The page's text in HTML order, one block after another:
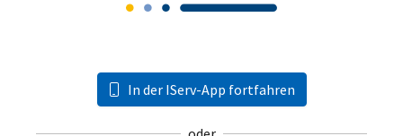
In der IServ-App fortfahren